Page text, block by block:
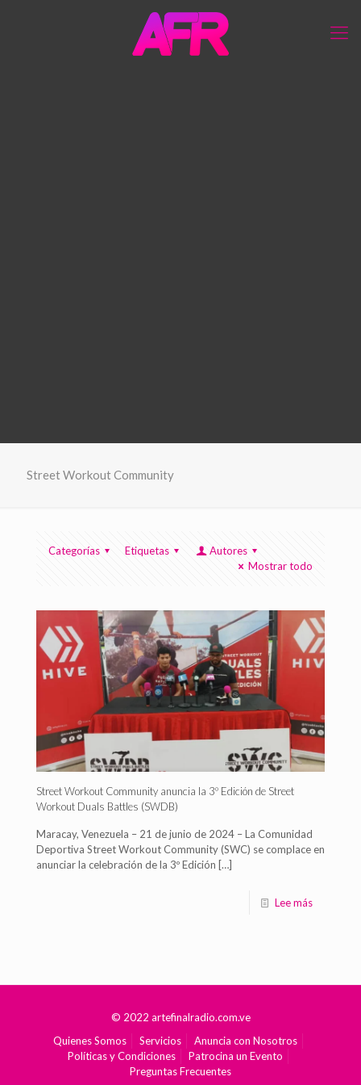
Street Workout Community
Categorías Etiquetas
Autores
Mostrar todo
Street Workout Community anuncia la 3º Edición de Street
Workout Duals Battles (SWDB)
Maracay, Venezuela – 21 de junio de 2024 – La Comunidad
Deportiva Street Workout Community (SWC) se complace en
anunciar la celebración de la 3º Edición […]
Lee más
© 2022 artefinalradio.com.ve
Quienes Somos
Servicios
Anuncia con Nosotros
Políticas y Condiciones
Patrocina un Evento
Preguntas Frecuentes